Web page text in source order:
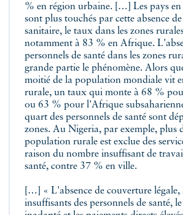
% en région urbaine. […] Les pays en
sont plus touchés par cette absence
sanitaire, le taux dans les zones
notamment à 83 % en Afrique.
personnels de santé dans les zones
grande partie le phénomène. Alors
moitié de la population mondiale vit
rurale, un taux qui monte à 68 %
ou 63 % pour l'Afrique
quart des personnels de santé sont
zones. Au Nigeria, par exemple, plus
population rurale est exclue des
raison du nombre insuffisant de
santé, contre 37 % en ville.
[…] « L'absence de couverture légale,
insuffisants des personnels de santé,